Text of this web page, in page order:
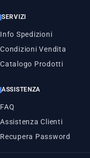
SERVIZI
Info Spedizioni
Condizioni Vendita
Catalogo Prodotti
ASSISTENZA
FAQ
Assistenza Clienti
Recupera Password